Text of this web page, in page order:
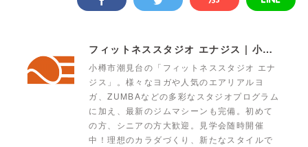
フィットネススタジオ エナジス | 小樽・スポーツクラブ・ENERGYS
小樽市潮見台の「フィットネススタジオ エナ
ジス」。様々なヨガや人気のエアリアルヨ
ガ、ZUMBAなどの多彩なスタジオプログラム
に加え、最新のジムマシーンも完備。初めて
の方、シニアの方大歓迎。見学会随時開催
中！理想のカラダづくり、新たなスタイルで